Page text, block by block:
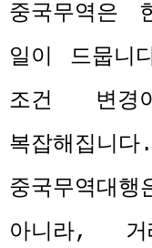
중국무역은
일이 드뭅니
조건 변경
복잡해집니다
중국무역대
아니라,